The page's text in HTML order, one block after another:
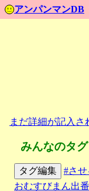
アンパンマンDB
まだ詳細が記入さ
みんなのタグ
タグ編集 #さ
おむすびまん出